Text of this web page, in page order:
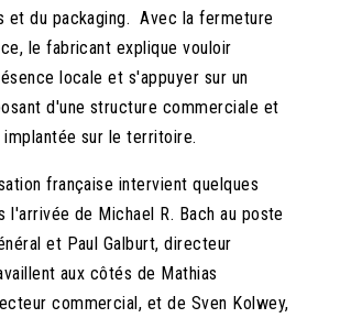
et du packaging. Avec la fermeture
le fabricant explique vouloir
locale et s'appuyer sur un
d'une structure commerciale et
sur le territoire.
française intervient quelques
l'arrivée de Michael R. Bach au poste
et Paul Galburt, directeur
aux côtés de Mathias
commercial, et de Sven Kolwey,